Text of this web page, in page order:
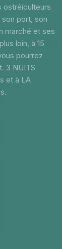
ostréiculteurs
port, son
marché et ses
loin, à 15
pourrez
3 NUITS
et à LA